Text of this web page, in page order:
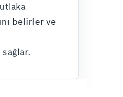
belirler ve